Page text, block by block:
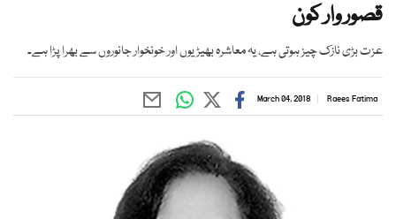
قصور وار کون
عزت بڑی نازک چیز ہوتی ہے، یہ معاشرہ بھیڑیوں اور خونخوار جانوروں سے بھرا پڑا ہے۔
Raees Fatima
March 04, 2018